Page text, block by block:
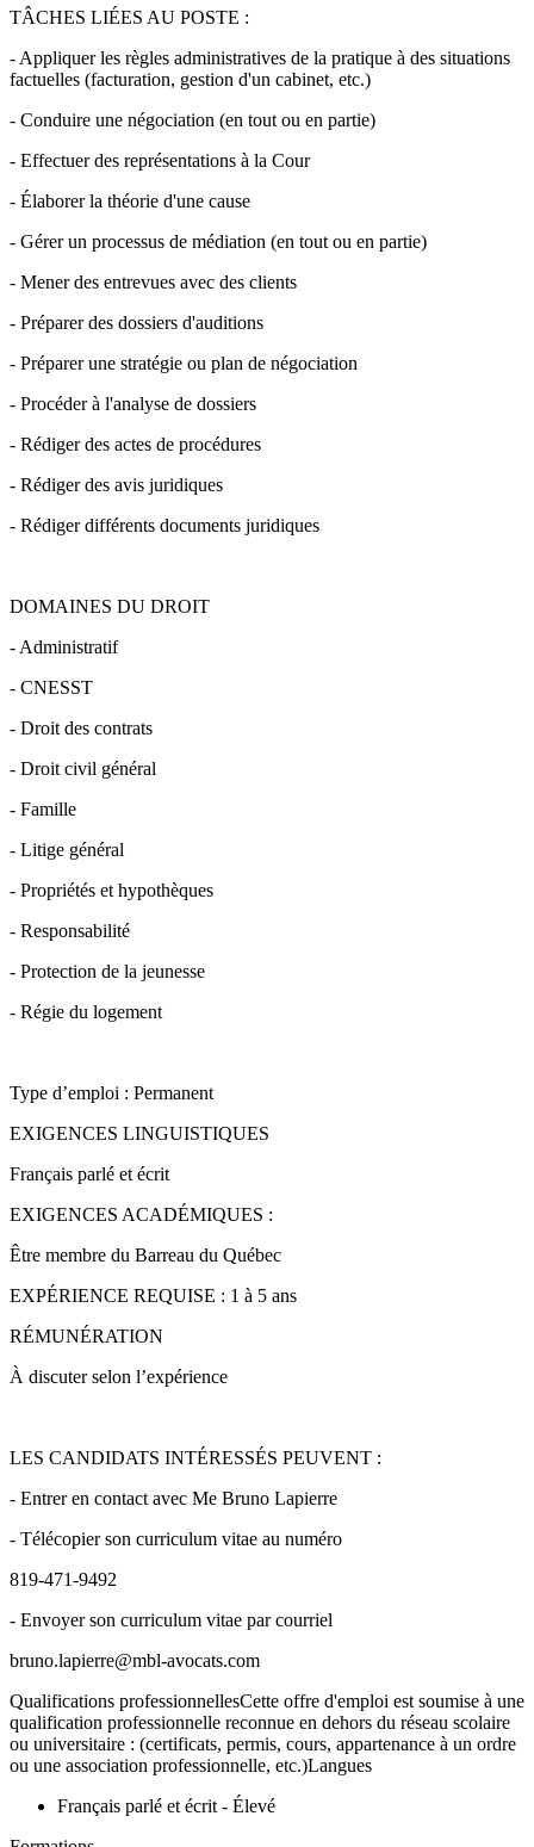
TÂCHES LIÉES AU POSTE :
- Appliquer les règles administratives de la pratique à des situations
factuelles (facturation, gestion d'un cabinet, etc.)
- Conduire une négociation (en tout ou en partie)
- Effectuer des représentations à la Cour
- Élaborer la théorie d'une cause
- Gérer un processus de médiation (en tout ou en partie)
- Mener des entrevues avec des clients
- Préparer des dossiers d'auditions
- Préparer une stratégie ou plan de négociation
- Procéder à l'analyse de dossiers
- Rédiger des actes de procédures
- Rédiger des avis juridiques
- Rédiger différents documents juridiques
DOMAINES DU DROIT
- Administratif
- CNESST
- Droit des contrats
- Droit civil général
- Famille
- Litige général
- Propriétés et hypothèques
- Responsabilité
- Protection de la jeunesse
- Régie du logement
Type d’emploi : Permanent
EXIGENCES LINGUISTIQUES
Français parlé et écrit
EXIGENCES ACADÉMIQUES :
Être membre du Barreau du Québec
EXPÉRIENCE REQUISE : 1 à 5 ans
RÉMUNÉRATION
À discuter selon l’expérience
LES CANDIDATS INTÉRESSÉS PEUVENT :
- Entrer en contact avec Me Bruno Lapierre
- Télécopier son curriculum vitae au numéro
819-471-9492
- Envoyer son curriculum vitae par courriel
bruno.lapierre@mbl-avocats.com
Qualifications professionnellesCette offre d'emploi est soumise à une
qualification professionnelle reconnue en dehors du réseau scolaire
ou universitaire : (certificats, permis, cours, appartenance à un ordre
ou une association professionnelle, etc.)Langues
Français parlé et écrit - Élevé